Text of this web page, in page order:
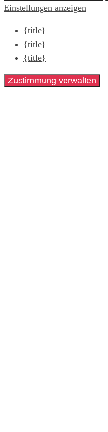
Einstellungen anzeigen
{title}
{title}
{title}
Zustimmung verwalten